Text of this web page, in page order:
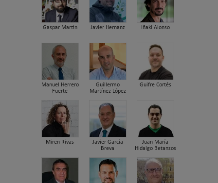
Gaspar Martín Javier Hernanz Iñaki Alonso
Manuel Herrero
Fuerte
Guillermo
Martínez López
Guifre Cortés
Miren Rivas
Javier García
Breva
Juan María
Hidalgo Betanzos